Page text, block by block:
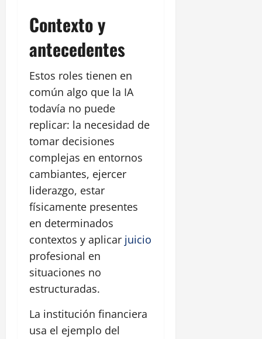
Contexto y
antecedentes
Estos roles tienen en
común algo que la IA
todavía no puede
replicar: la necesidad de
tomar decisiones
complejas en entornos
cambiantes, ejercer
liderazgo, estar
físicamente presentes
en determinados
contextos y aplicar juicio
profesional en
situaciones no
estructuradas.
La institución financiera
usa el ejemplo del